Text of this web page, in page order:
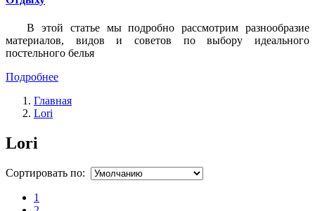
В этой статье мы подробно рассмотрим разнообразие
материалов, видов и советов по выбору идеального
постельного белья
Подробнее
Главная
Lori
Lori
Сортировать по:
1